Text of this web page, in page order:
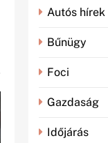
Autós hírek
Bűnügy
Foci
Gazdaság
Időjárás